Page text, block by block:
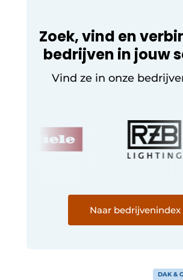
Zoek, vind en
bedrijven in jouw
Vind ze in onze
Naar bedrijvenindex
DAK &